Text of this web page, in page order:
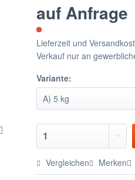
auf Anfrage
Lieferzeit und
Verkauf nur an
Variante:
Vergleichen Merken